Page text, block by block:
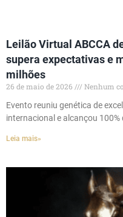
Leilão Virtual ABCCA
supera expectativas e
milhões
26 de maio de 2026
Nenhum
Evento reuniu genética de
internacional e alcançou
Leia mais»